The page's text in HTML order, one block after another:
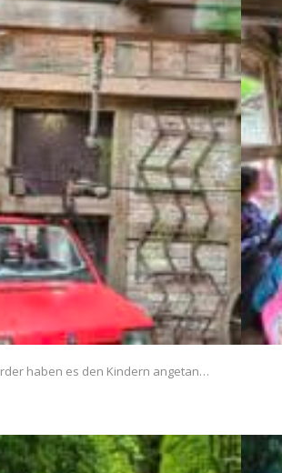
haben es den Kindern angetan…